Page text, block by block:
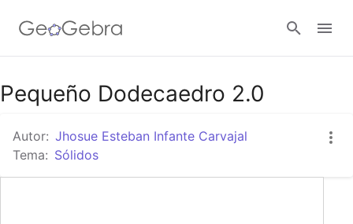
Google Classroom
GeoGebra Classroom
Pequeño Dodecaedro 2.0
Autor: Jhosue Esteban Infante Carvajal
Tema: Sólidos